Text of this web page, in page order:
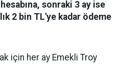
sonraki 3 ay ise
2 bin TL'ye kadar ödeme
için her ay Emekli Troy